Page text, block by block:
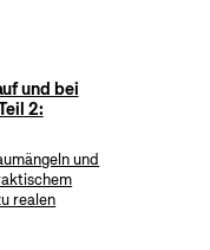
und bei
2:
und
realen